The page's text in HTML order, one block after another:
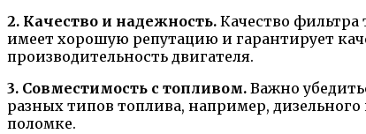
2. Качество и надежность. Качество
имеет хорошую репутацию и гарантирует
производительность двигателя.
3. Совместимость с топливом. Важно
разных типов топлива, например,
поломке.